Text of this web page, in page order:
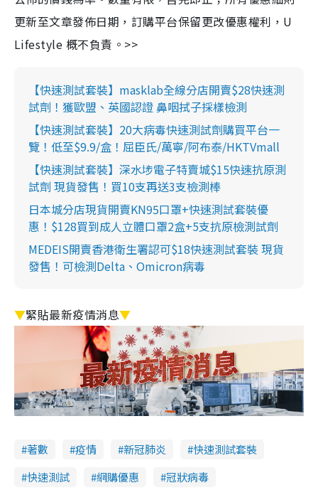
更新至文章發佈日期，訂購平台保留更改優惠權利，U
Lifestyle 概不負責。>>
【快速測試套裝】masklab全線分店開賣$28快速測
試劑！獲歐盟、英國認證 鼻咽拭子採樣檢測
【快速測試套裝】20大病毒快速測試劑購買平台一
覽！低至$9.9/盒！屈臣氏/萬寧/阿布泰/HKTVmall
【快速測試套裝】深水埗電子特賣城$15快速抗原測
試劑 現貨發售！買10支再送3支檢測棒
日本城分店現貨開賣KN95口罩+快速測試套裝優
惠！$128買到成人立體口罩2盒+5支抗原檢測試劑
MEDEIS開賣香港衛生署認可$18快速測試套裝 現貨
發售！可檢測Delta、Omicron病毒
▼緊貼最新疫情消息▼
著數 疫情 新冠肺炎
快速測試套裝
快速測試
網購優惠
冠狀病毒